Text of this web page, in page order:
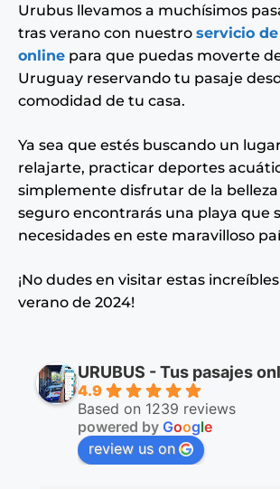
Urubus llevamos a muchísimos
tras verano con nuestro servicio
online para que puedas moverte
Uruguay reservando tu pasaje
comodidad de tu casa.
Ya sea que estés buscando un
relajarte, practicar deportes
simplemente disfrutar de la
seguro encontrarás una playa que
necesidades en este maravilloso
¡No dudes en visitar estas
verano de 2024!
URUBUS - Tus pasajes
4.9
Based on 1239 reviews
powered by Google
review us on